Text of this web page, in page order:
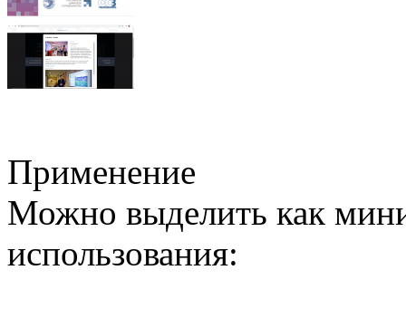
Применение
Можно выделить как
использования: